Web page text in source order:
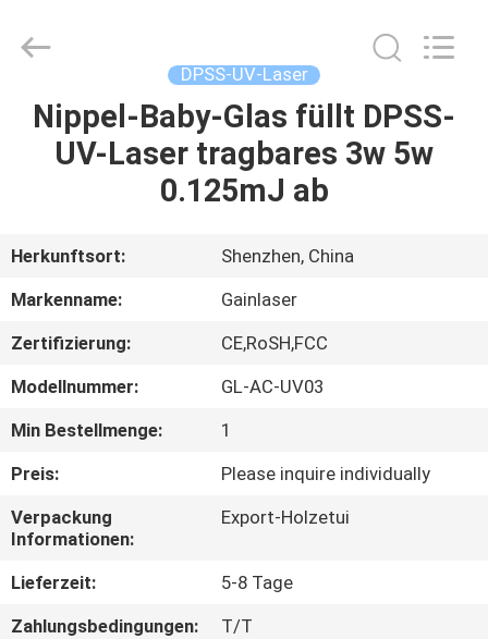
HAUS
ÜBER
UNS
FABRIK-
AUSFLUG
QUALITÄTSKONTROLLE
TRETEN
SIE
MIT
Laser
Technology
Reserved.
DPSS-UV-Laser
Nippel-Baby-Glas füllt DPSS-
UV-Laser tragbares 3w 5w
0.125mJ ab
Herkunftsort:
Shenzhen, China
Markenname:
Gainlaser
Zertifizierung:
CE,RoSH,FCC
Modellnummer:
GL-AC-UV03
Min Bestellmenge:
1
Preis:
Please inquire individually
Verpackung
Informationen:
Export-Holzetui
Lieferzeit:
5-8 Tage
Zahlungsbedingungen:
T/T